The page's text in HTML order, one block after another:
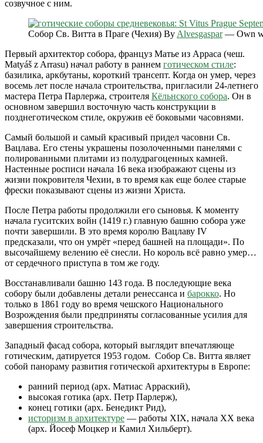
созвучное с ним.
Собор Св. Витта в Праге (Чехия) ByAlvesgaspar— Own
Первый архитектор собора, француз Матье из Арраса (чеш.
Matyáš z Arrasu) начал работу в раннем готическом стиле:
базилика, аркбутаны, короткий трансепт. Когда он умер, через
восемь лет после начала строительства, пригласили 24-летнего
мастера Петра Парлержа, строителя Кёльнского собора. Он в
основном завершил восточную часть конструкции в
позднеготическом стиле, окружив её боковыми часовнями.
Самый большой и самый красивый придел часовни Св.
Вацлава. Его стены украшены позолоченными панелями с
полированными плитами из полудрагоценных камней.
Настенные росписи начала 16 века изображают сцены из
жизни покровителя Чехии, в то время как еще более старые
фрески показывают сцены из жизни Христа.
После Петра работы продолжили его сыновья. К моменту
начала гуситских войн (1419 г.) главную башню собора уже
почти завершили. В это время королю Вацлаву IV
предсказали, что он умрёт «перед башней на площади». По
высочайшему велению её снесли. Но король всё равно умер…
от сердечного приступа в том же году.
Восстанавливали башню 143 года. В последующие века
собору были добавлены детали ренессанса и барокко. Но
только в 1861 году во время чешского Национального
Возрождения были предприняты согласованные усилия для
завершения строительства.
Западный фасад собора, который выглядит впечатляюще
готическим, датируется 1953 годом. Собор Св. Витта являет
собой панораму развития готической архитектуры в Европе:
ранний период (арх. Матиас Арраский),
высокая готика (арх. Петр Парлерж),
конец готики (арх. Бенедикт Рид),
историзм в архитектуре — работы XIX, начала XX века
(арх. Йосеф Моцкер и Камил Хильберт).